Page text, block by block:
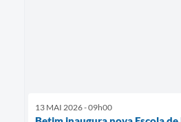
13 MAI 2026 - 09h00